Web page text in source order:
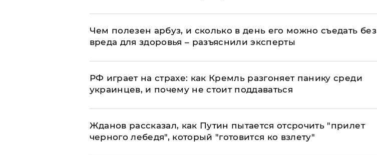
Чем полезен арбуз, и сколько в день его можно съедать без
вреда для здоровья – разъяснили эксперты
РФ играет на страхе: как Кремль разгоняет панику среди
украинцев, и почему не стоит поддаваться
Жданов рассказал, как Путин пытается отсрочить "прилет
черного лебедя", который "готовится ко взлету"